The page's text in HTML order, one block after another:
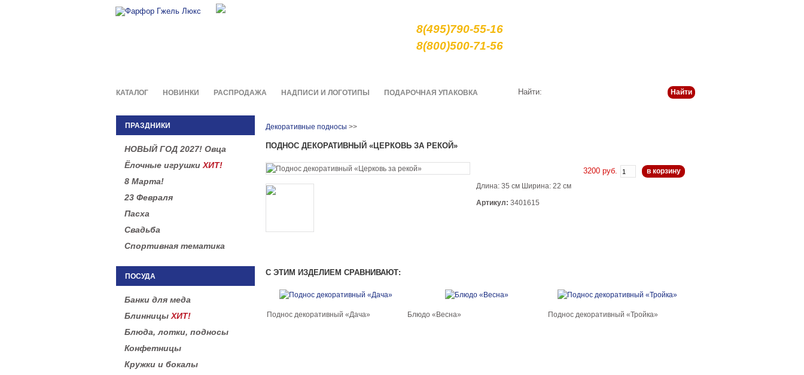
8(495)790-55-16
8(800)500-71-56
КАТАЛОГ НОВИНКИ РАСПРОДАЖА НАДПИСИ И ЛОГОТИПЫ ПОДАРОЧНАЯ УПАКОВКА Найти:
ПРАЗДНИКИ
НОВЫЙ ГОД 2027! Овца
Ёлочные игрушки ХИТ!
8 Марта!
23 Февраля
Пасха
Свадьба
Спортивная тематика
ПОСУДА
Банки для меда
Блинницы ХИТ!
Блюда, лотки, подносы
Конфетницы
Кружки и бокалы
Декоративные подносы >>
ПОДНОС ДЕКОРАТИВНЫЙ «ЦЕРКОВЬ ЗА РЕКОЙ»
3200 руб.
в корзину
Длина: 35 см Ширина: 22 см
Артикул: 3401615
С ЭТИМ ИЗДЕЛИЕМ СРАВНИВАЮТ:
Поднос декоративный «Дача» Блюдо «Весна» Поднос декоративный «Тройка»